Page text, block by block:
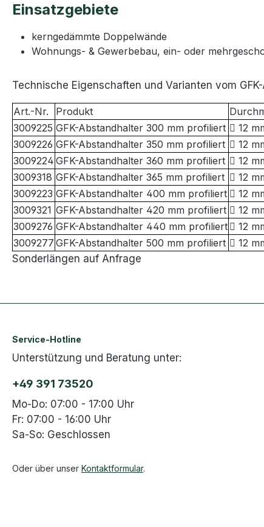
Einsatzgebiete
kerngedämmte Doppelwände
Wohnungs- & Gewerbebau, ein- oder
Technische Eigenschaften und Varianten vom
Art.-Nr. Produkt
3009225 GFK-Abstandhalter 300 mm profiliert  12
3009226 GFK-Abstandhalter 350 mm profiliert  12
3009224 GFK-Abstandhalter 360 mm profiliert  12
3009318 GFK-Abstandhalter 365 mm profiliert  12
3009223 GFK-Abstandhalter 400 mm profiliert  12
3009321 GFK-Abstandhalter 420 mm profiliert  12
3009276 GFK-Abstandhalter 440 mm profiliert  12
3009277 GFK-Abstandhalter 500 mm profiliert  12
Sonderlängen auf Anfrage
Service-Hotline
Unterstützung und Beratung unter:
+49 391 73520
Mo-Do: 07:00 - 17:00 Uhr
Fr: 07:00 - 16:00 Uhr
Sa-So: Geschlossen
Oder über unser Kontaktformular.